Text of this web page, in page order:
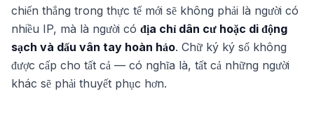
chiến thắng trong thực tế mới sẽ không phải là người có
nhiều IP, mà là người có địa chỉ dân cư hoặc di động
sạch và dấu vân tay hoàn hảo. Chữ ký ký số không
được cấp cho tất cả — có nghĩa là, tất cả những người
khác sẽ phải thuyết phục hơn.